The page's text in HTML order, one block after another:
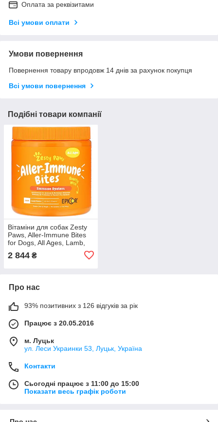
Оплата за реквізитами
Всі умови оплати
Умови повернення
Повернення товару впродовж 14 днів за рахунок покупця
Всі умови повернення
Подібні товари компанії
Вітаміни для собак Zesty
Paws, Aller-Immune Bites
for Dogs, All Ages, Lamb,
(315 g), оригінал.
2 844 ₴
Про нас
93% позитивних з 126 відгуків за рік
Працює з 20.05.2016
м. Луцьк
ул. Леси Украинки 53, Луцьк, Україна
Контакти
Сьогодні працює з 11:00 до 15:00
Показати весь графік роботи